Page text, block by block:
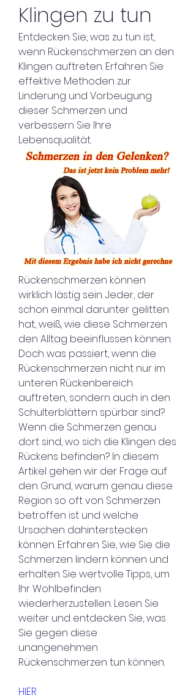
Klingen zu tun
Entdecken Sie, was zu tun ist,
wenn Rückenschmerzen an den
Klingen auftreten. Erfahren Sie
effektive Methoden zur
Linderung und Vorbeugung
dieser Schmerzen und
verbessern Sie Ihre
Lebensqualität.
Rückenschmerzen können
wirklich lästig sein. Jeder, der
schon einmal darunter gelitten
hat, weiß, wie diese Schmerzen
den Alltag beeinflussen können.
Doch was passiert, wenn die
Rückenschmerzen nicht nur im
unteren Rückenbereich
auftreten, sondern auch in den
Schulterblättern spürbar sind?
Wenn die Schmerzen genau
dort sind, wo sich die Klingen des
Rückens befinden? In diesem
Artikel gehen wir der Frage auf
den Grund, warum genau diese
Region so oft von Schmerzen
betroffen ist und welche
Ursachen dahinterstecken
können. Erfahren Sie, wie Sie die
Schmerzen lindern können und
erhalten Sie wertvolle Tipps, um
Ihr Wohlbefinden
wiederherzustellen. Lesen Sie
weiter und entdecken Sie, was
Sie gegen diese
unangenehmen
Rückenschmerzen tun können.
HIER